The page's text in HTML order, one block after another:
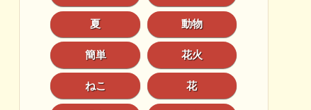
夏 動物
簡単 花火
ねこ 花